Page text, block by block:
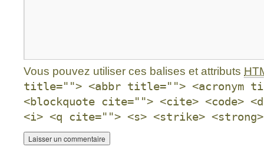
Vous pouvez utiliser ces balises et attributs
title=""> <abbr title=""> <acronym
<blockquote cite=""> <cite> <code>
<i> <q cite=""> <s> <strike> <strong>